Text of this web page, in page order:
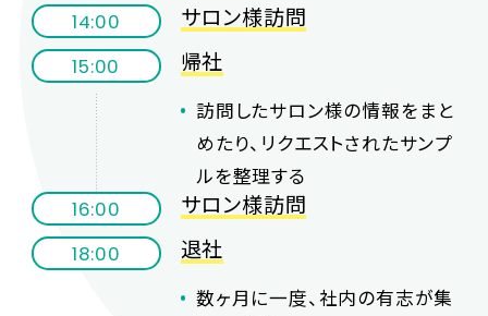
14:00 サロン様訪問
15:00 帰社
訪問したサロン様の情報をまと
めたり、リクエストされたサンプ
ルを整理する
16:00
サロン様訪問
18:00 退社
数ヶ月に一度、社内の有志が集